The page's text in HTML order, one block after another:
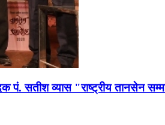
पं. सतीश व्यास "राष्ट्रीय तानसेन